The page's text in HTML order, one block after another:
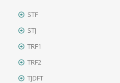
STF
STJ
TRF1
TRF2
TJDFT